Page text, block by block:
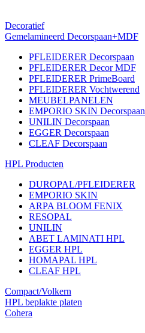
Decoratief
Gemelamineerd Decorspaan+MDF
PFLEIDERER Decorspaan
PFLEIDERER Decor MDF
PFLEIDERER PrimeBoard
PFLEIDERER Vochtwerend
MEUBELPANELEN
EMPORIO SKIN Decorspaan
UNILIN Decorspaan
EGGER Decorspaan
CLEAF Decorspaan
HPL Producten
DUROPAL/PFLEIDERER
EMPORIO SKIN
ARPA BLOOM FENIX
RESOPAL
UNILIN
ABET LAMINATI HPL
EGGER HPL
HOMAPAL HPL
CLEAF HPL
Compact/Volkern
HPL beplakte platen
Cohera